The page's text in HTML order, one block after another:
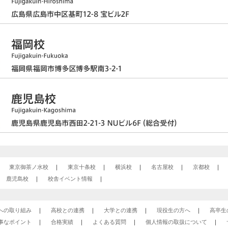
東京御茶ノ水校 東京十条校 横浜校 名古屋校
京都校
鹿児島校
校舎イベント情報
の取り組み 高校との連携 大学との連携 現役生の方へ
高卒生
なポイント
合格実績 よくある質問 個人情報の取扱について